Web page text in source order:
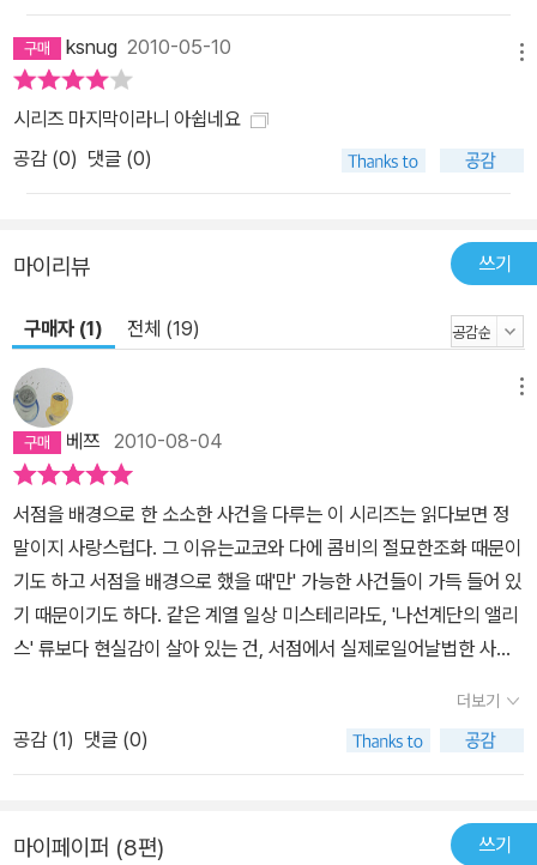
하면, 미스터리 신진 작가는 정체불명의 팬이 누구인지 밝히는 서점
에서 사인회를 하고 싶다고 하고, 또 어느 날은 단골손님이 두고 간 사
진이 서점에서 없어지는 등 세후도 서점은 오늘도 다양한 사건들로
북적댄다. ‘사인회’라고 하면 서점에서 가장 흔히 이루어지는 이벤트
중 하나다. ‘사인회’는 독자가 작가를 직접 만나 이야기를 나눌 수 있
바로 ‘사인회’인 것이다. 그런데 소설 속 ‘사인회’는 조금 느낌이 다르
다. 이 사인회에는 독특한 조건이 붙어 있다. 작가에게 편지를 보낸
‘정체불명의 팬’을 밝혀야 사인회를 열 수 있다는 것. 좀처럼 사인회
같은 큰 행사를 열어본 적이 없는 ‘세후도’로서는 놓칠 수 없는 기회인
셈이다. 명탐정 홈즈걸 콤비가 있으니 말이다. 사건이 일어날 때마다
노심초사하면서도 사람들을 계속하서 독려하고 조율하는 교코와, 덤
벙거리면서도 사건만은 말끔하게 해결하는 다에는 여전히 콤비로 활
약하며 사건들을 하나하나 해결해나간다. 물론 자신의 정체를 꽁꽁
숨겨왔던 정체불명의 팬의 실체 역시 말끔하게 밝혀진다. 1권부터 3
권까지 이어지는 사건의 연속 속에서 교코와 다에는 주변 사람들에게
일명 ‘서점 전문 명탐정’으로 확실히 인식된다. 물론 이 책을 읽는 독
자들 역시 점점 더 능숙하게 탐정 기질을 발휘하는 두 사람에게 특별
한 인상을 받게 될 것이다. ‘명탐정 홈즈걸’ 시리즈는 여기서 끝나지
중일 것이다. ‘남녀 탐구생활’보다 디테일하고, ‘지붕 뚫고 하이킥’보
지만, 미스터리 요소보다는 책과 서점을 둘러싸고 벌어지는 사소한
ksnug 2010-05-10
시리즈 마지막이라니 아쉽네요
공감 (0) 댓글 (0)
마이리뷰 쓰기
구매자 (1) 전체 (19)
베쯔 2010-08-04
서점을 배경으로 한 소소한 사건을 다루는 이 시리즈는 읽다보면 정
말이지 사랑스럽다. 그 이유는교코와 다에 콤비의 절묘한조화 때문이
기도 하고 서점을 배경으로 했을 때'만' 가능한 사건들이 가득 들어 있
기 때문이기도 하다. 같은 계열 일상 미스테리라도, '나선계단의 앨리
스' 류보다 현실감이 살아 있는 건, 서점에서 실제로일어날법한 사건
의 묘미를 잘 살린 5편의 연작이 실려 있다. 1. 이상한 주문, 2. 너와
이야기하는 영원, 3. 가나모리 군의 고백, 4. 사인회는 어떠세요?, 5.
염소 씨가 잃어버린 물건-. 가장 좋았던 건 1, 4, 5였다. 1은 색다른 주
이 어떻게 진화하고 번져나가는지 인간 심리를 잘 보여준다. 5는 소
더보기
공감 (1) 댓글 (0)
마이페이퍼 (8편) 쓰기